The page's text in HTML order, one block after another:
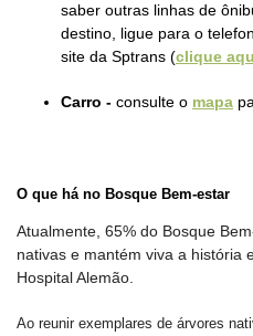
saber outras linhas de
destino, ligue para o
site da Sptrans (clique
Carro - consulte o mapa
O que há no Bosque Bem-estar
Atualmente, 65% do Bosque
nativas e mantém viva a história
Hospital Alemão.
Ao reunir exemplares de árvores